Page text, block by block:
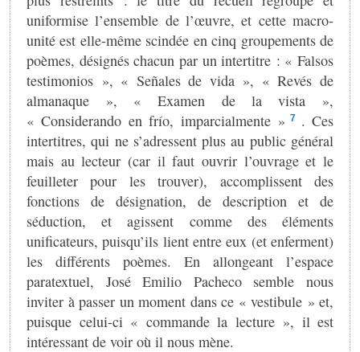
uniformise l’ensemble de l’œuvre, et cette macro-
unité est elle-même scindée en cinq groupements de
poèmes, désignés chacun par un intertitre : « Falsos
testimonios », « Señales de vida », « Revés de
almanaque », « Examen de la vista »,
« Considerando en frío, imparcialmente » 7 . Ces
intertitres, qui ne s’adressent plus au public général
mais au lecteur (car il faut ouvrir l’ouvrage et le
feuilleter pour les trouver), accomplissent des
fonctions de désignation, de description et de
séduction, et agissent comme des éléments
unificateurs, puisqu’ils lient entre eux (et enferment)
les différents poèmes. En allongeant l’espace
paratextuel, José Emilio Pacheco semble nous
inviter à passer un moment dans ce « vestibule » et,
puisque celui-ci « commande la lecture », il est
intéressant de voir où il nous mène.